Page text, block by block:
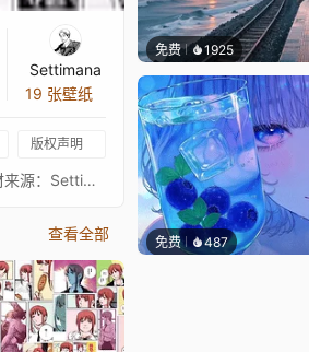
Settimana
19 张壁纸
版权声明
纯属为爱发电，希望大家喜欢！有喜欢的可以去抖音或者B站支持我一下！本人在抖音和B站发布视频。“期待下一个作品”素材来源：Settimana | 技术来源：Settimana抖音：SettimanaB站：Settimana7
查看全部
免费 1925
免费 487